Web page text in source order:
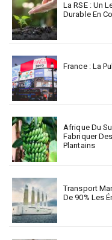
La RSE : Un
Durable En
France : La
Afrique Du
Fabriquer
Plantains
Transport
De 90% Les